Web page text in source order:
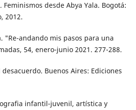
Feminismos desde Abya Yala. Bogotá:
2012.
"Re-andando mis pasos para una
54, enero-junio 2021. 277-288.
desacuerdo. Buenos Aires: Ediciones
infantil-juvenil, artística y